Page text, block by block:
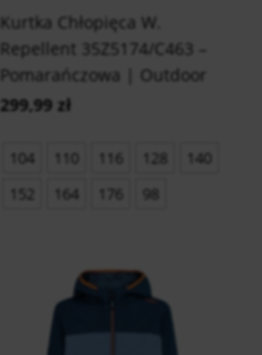
Kurtka Chłopięca W.
Repellent 35Z5174/C463 –
Pomarańczowa | Outdoor
299,99 zł
104 110 116 128
140
152
164 176 98